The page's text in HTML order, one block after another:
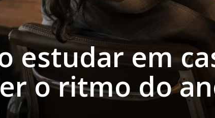
estudar em
o ritmo do